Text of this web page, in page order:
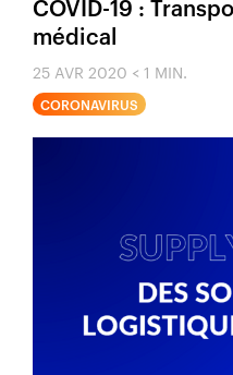
médical
25 AVR 2020 < 1 MIN.
CORONAVIRUS